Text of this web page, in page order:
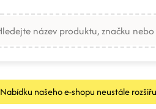
Nabídku našeho e-shopu neustále